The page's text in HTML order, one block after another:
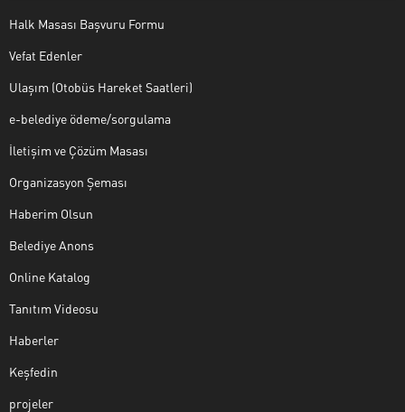
Halk Masası Başvuru Formu
Vefat Edenler
Ulaşım (Otobüs Hareket Saatleri)
e-belediye ödeme/sorgulama
İletişim ve Çözüm Masası
Organizasyon Şeması
Haberim Olsun
Belediye Anons
Online Katalog
Tanıtım Videosu
Haberler
Keşfedin
projeler